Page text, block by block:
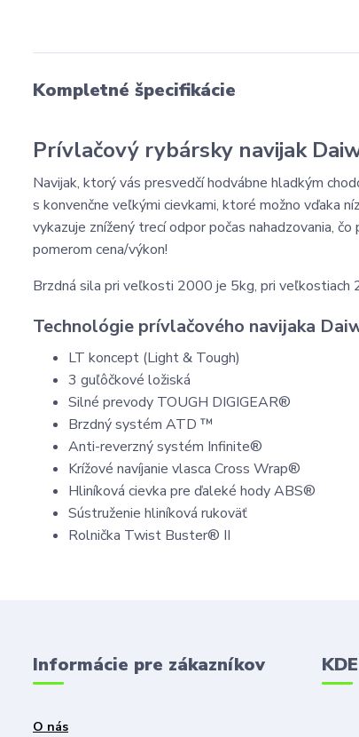
Kompletné špecifikácie
Prívlačový rybársky navijak
Navijak, ktorý vás presvedčí hodvábne hladkým
s konvenčne veľkými cievkami, ktoré možno vďaka
vykazuje znížený trecí odpor počas nahadzovania,
pomerom cena/výkon!
Brzdná sila pri veľkosti 2000 je 5kg, pri
Technológie prívlačového navijaka
LT koncept (Light & Tough)
3 guľôčkové ložiská
Silné prevody TOUGH DIGIGEAR®
Brzdný systém ATD ™
Anti-reverzný systém Infinite®
Krížové navíjanie vlasca Cross Wrap®
Hliníková cievka pre ďaleké hody ABS®
Sústruženie hliníková rukoväť
Rolnička Twist Buster® II
Informácie pre zákazníkov
O nás